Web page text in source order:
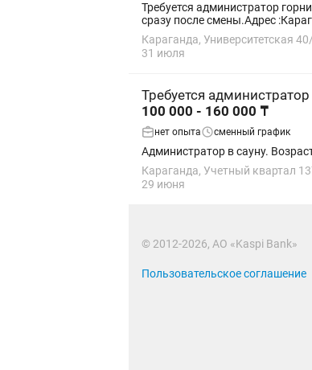
Требуется администратор
сразу после смены.Адрес
Караганда, Университетская
31 июля
Требуется администратор
100 000 - 160 000 ₸
нет опыта сменный график
Администратор в сауну.
Караганда, Учетный квартал
29 июня
© 2012-2026, АО «Kaspi Bank»
Пользовательское соглашение